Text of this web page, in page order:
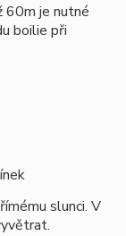
60m je nutné
boilie při
slunci. V